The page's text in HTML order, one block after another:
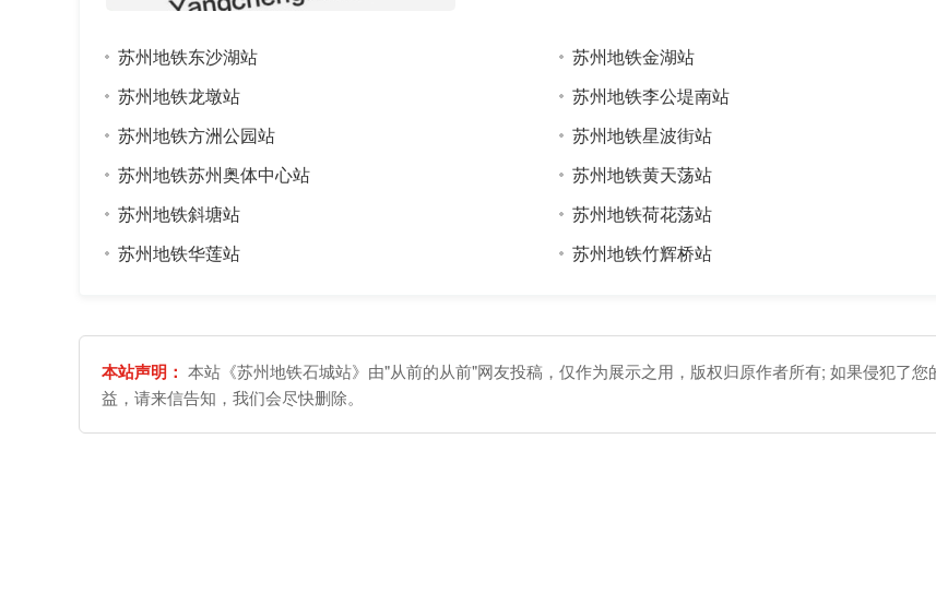
苏州地铁东沙湖站
苏州地铁龙墩站
苏州地铁方洲公园站
苏州地铁苏州奥体中心站
苏州地铁斜塘站
苏州地铁华莲站
苏州地铁金湖站
苏州地铁李公堤南站
苏州地铁星波街站
苏州地铁黄天荡站
苏州地铁荷花荡站
苏州地铁竹辉桥站
本站声明： 本站《苏州地铁石城站》由"从前的从前"网友投稿，仅作为展示之用，版权归原作者所有; 如果侵犯了您
益，请来信告知，我们会尽快删除。